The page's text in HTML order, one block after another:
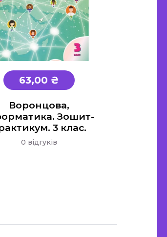
63,00 ₴
Воронцова,
Зошит-
3 клас.
0 відгуків